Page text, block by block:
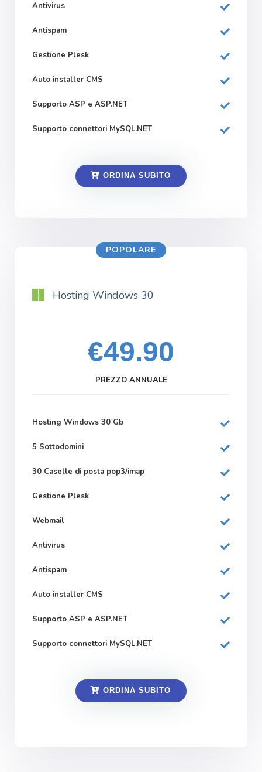
Antivirus
Antispam
Gestione Plesk
Auto installer CMS
Supporto ASP e ASP.NET
Supporto connettori MySQL.NET
ORDINA SUBITO
POPOLARE
Hosting Windows 30
€49.90
PREZZO ANNUALE
Hosting Windows 30 Gb
5 Sottodomini
30 Caselle di posta pop3/imap
Gestione Plesk
Webmail
Antivirus
Antispam
Auto installer CMS
Supporto ASP e ASP.NET
Supporto connettori MySQL.NET
ORDINA SUBITO